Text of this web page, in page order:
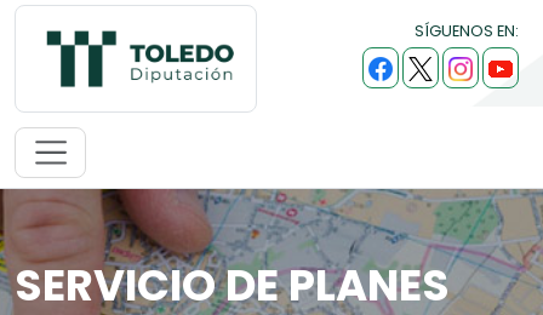
SÍGUENOS EN:
SERVICIO DE PLANES